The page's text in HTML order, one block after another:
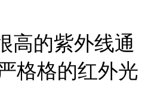
高的紫外线通
格格的红外光